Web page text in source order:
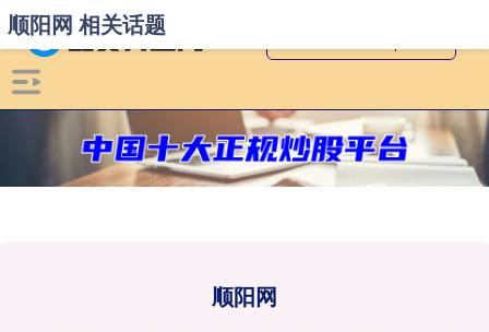
顺阳网
顺阳网 相关话题